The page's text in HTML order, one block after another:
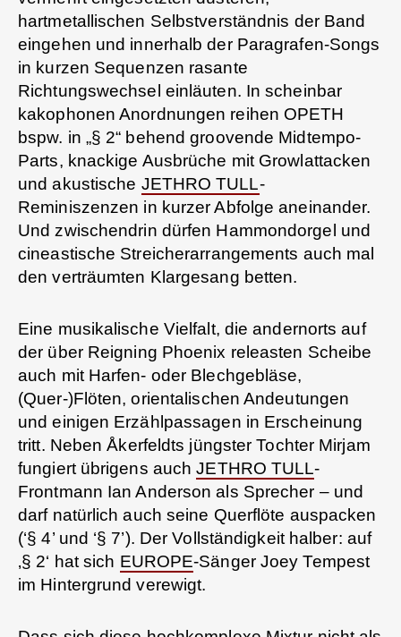
hartmetallischen Selbstverständnis der Band
eingehen und innerhalb der Paragrafen-Songs
in kurzen Sequenzen rasante
Richtungswechsel einläuten. In scheinbar
kakophonen Anordnungen reihen OPETH
bspw. in „§ 2“ behend groovende Midtempo-
Parts, knackige Ausbrüche mit Growlattacken
und akustische JETHRO TULL-
Reminiszenzen in kurzer Abfolge aneinander.
Und zwischendrin dürfen Hammondorgel und
cineastische Streicherarrangements auch mal
den verträumten Klargesang betten.
Eine musikalische Vielfalt, die andernorts auf
der über Reigning Phoenix releasten Scheibe
auch mit Harfen- oder Blechgebläse,
(Quer-)Flöten, orientalischen Andeutungen
und einigen Erzählpassagen in Erscheinung
tritt. Neben Åkerfeldts jüngster Tochter Mirjam
fungiert übrigens auchJETHRO TULL-
Frontmann Ian Anderson als Sprecher – und
darf natürlich auch seine Querflöte auspacken
(‘§ 4’ und ‘§ 7’). Der Vollständigkeit halber: auf
‚§ 2‘ hat sich EUROPE-Sänger Joey Tempest
im Hintergrund verewigt.